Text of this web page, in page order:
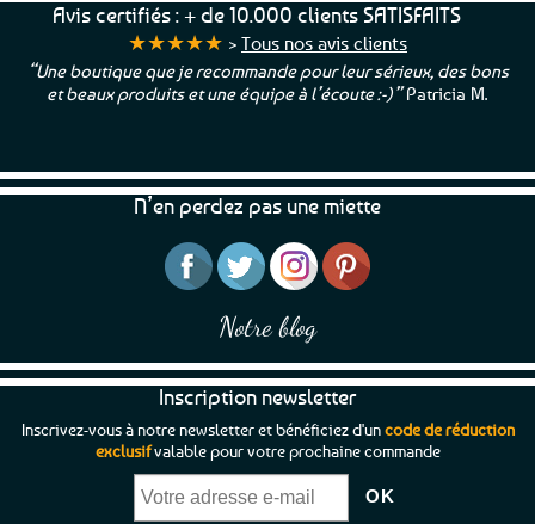
variations.
Les
choisies
Avis certifiés : + de 10.000 clients SATISFAITS
★★★★★ > Tous nos avis clients
“Une boutique que je recommande pour leur sérieux, des bons
et beaux produits et une équipe à l’écoute :-)”Patricia M.
N’en perdez pas une miette
Notre blog
Inscription newsletter
Inscrivez-vous à notre newsletter et bénéficiez d'uncode de réduction
exclusifvalable pour votre prochaine commande